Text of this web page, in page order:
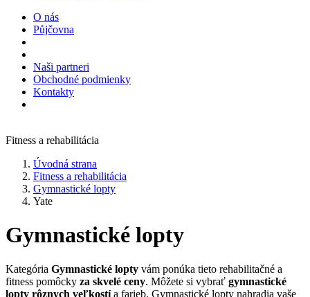
O nás
Půjčovna
Naši partneri
Obchodné podmienky
Kontakty
Fitness a rehabilitácia
Úvodná strana
Fitness a rehabilitácia
Gymnastické lopty
Yate
Gymnastické lopty
Kategória Gymnastické lopty vám ponúka tieto rehabilitačné a
fitness pomôcky za skvelé ceny. Môžete si vybrať gymnastické
lopty rôznych veľkostía farieb. Gymnastické lopty nahradia vaše